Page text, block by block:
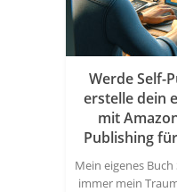
Werde Self-
erstelle dein
mit
Publishing
Mein eigenes
immer mein